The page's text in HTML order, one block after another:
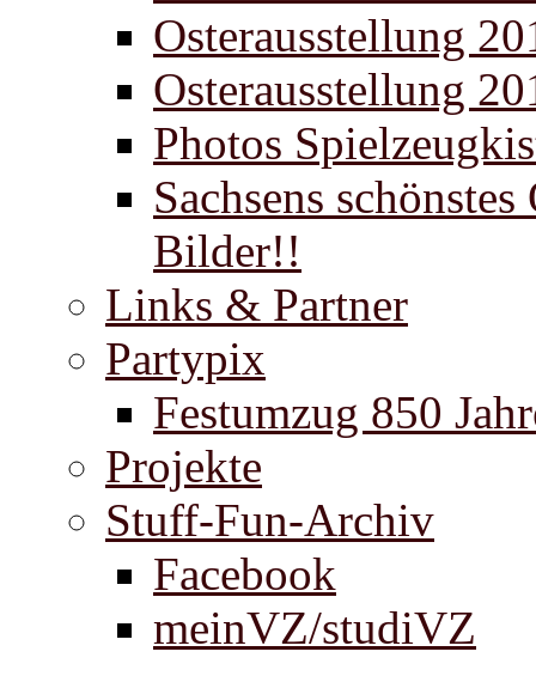
Osterausstellung
Osterausstellung
Photos
Sachsens
Bilder!!
Links & Partner
Partypix
Festumzug 850
Projekte
Stuff-Fun-Archiv
Facebook
meinVZ/studiVZ